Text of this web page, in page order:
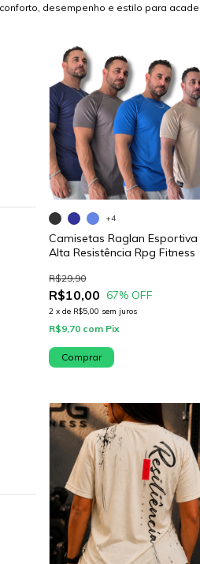
desempenho e estilo para
Camisetas Raglan Esportiva
Alta Resistência Rpg Fitness
R$10,00
R$29,90
67% OFF
2 xde R$5,00 sem juros
R$9,70 com Pix
+4
Comprar